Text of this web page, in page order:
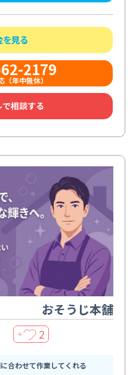
を見る
2179
（年中無休）
で相談する
おそうじ本舗
＋ 2
合わせて作業してくれる